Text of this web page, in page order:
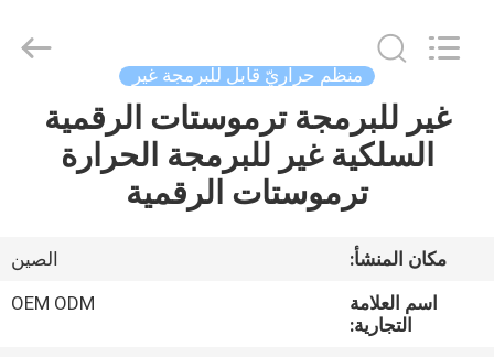
بيت
عرض
الواقع
الافتراضي
Limited.
منظّم حراريّ قابل للبرمجة غير
غير للبرمجة ترموستات الرقمية
السلكية غير للبرمجة الحرارة
ترموستات الرقمية
مكان المنشأ:
الصين
اسم العلامة
التجارية:
OEM ODM